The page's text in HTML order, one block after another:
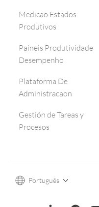
Medicao Estados
Produtivos
Paineis Produtividade
Desempenho
Plataforma De
Administracaon
Gestión de Tareas y
Procesos
Português